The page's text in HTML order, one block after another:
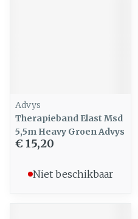
Advys
Therapieband Elast Msd
5,5m Heavy Groen Advys
€ 15,20
Niet beschikbaar